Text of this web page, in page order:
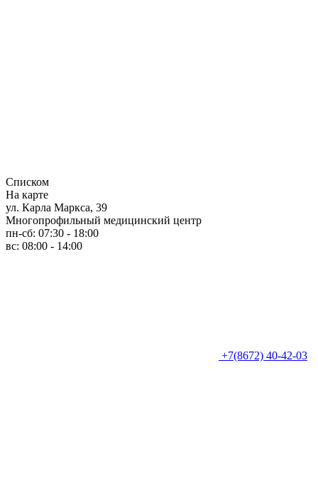
Списком
На карте
ул. Карла Маркса, 39
Многопрофильный медицинский центр
пн-сб: 07:30 - 18:00
вс: 08:00 - 14:00
+7(8672) 40-42-03